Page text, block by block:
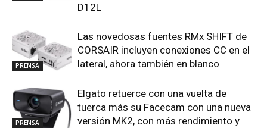
D12L
PRENSA
Las novedosas fuentes RMx SHIFT de
CORSAIR incluyen conexiones CC en el
lateral, ahora también en blanco
PRENSA
Elgato retuerce con una vuelta de
tuerca más su Facecam con una nueva
versión MK2, con más rendimiento y